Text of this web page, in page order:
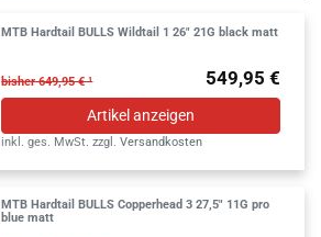
MTB Hardtail BULLS Wildtail 1 26" 21G black matt
bisher 649,95 € ¹ 549,95 €
Artikel anzeigen
inkl. ges. MwSt. zzgl.Versandkosten
MTB Hardtail BULLS Copperhead 3 27,5" 11G pro
blue matt